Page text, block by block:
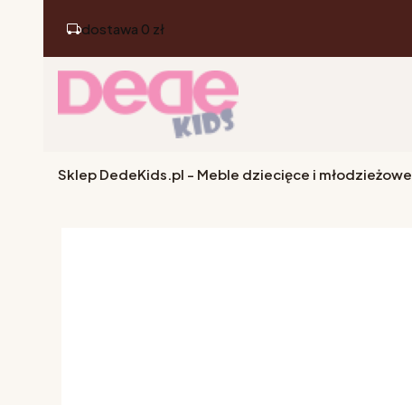
dostawa 0 zł
Sklep DedeKids.pl - Meble dziecięce i młodzieżowe